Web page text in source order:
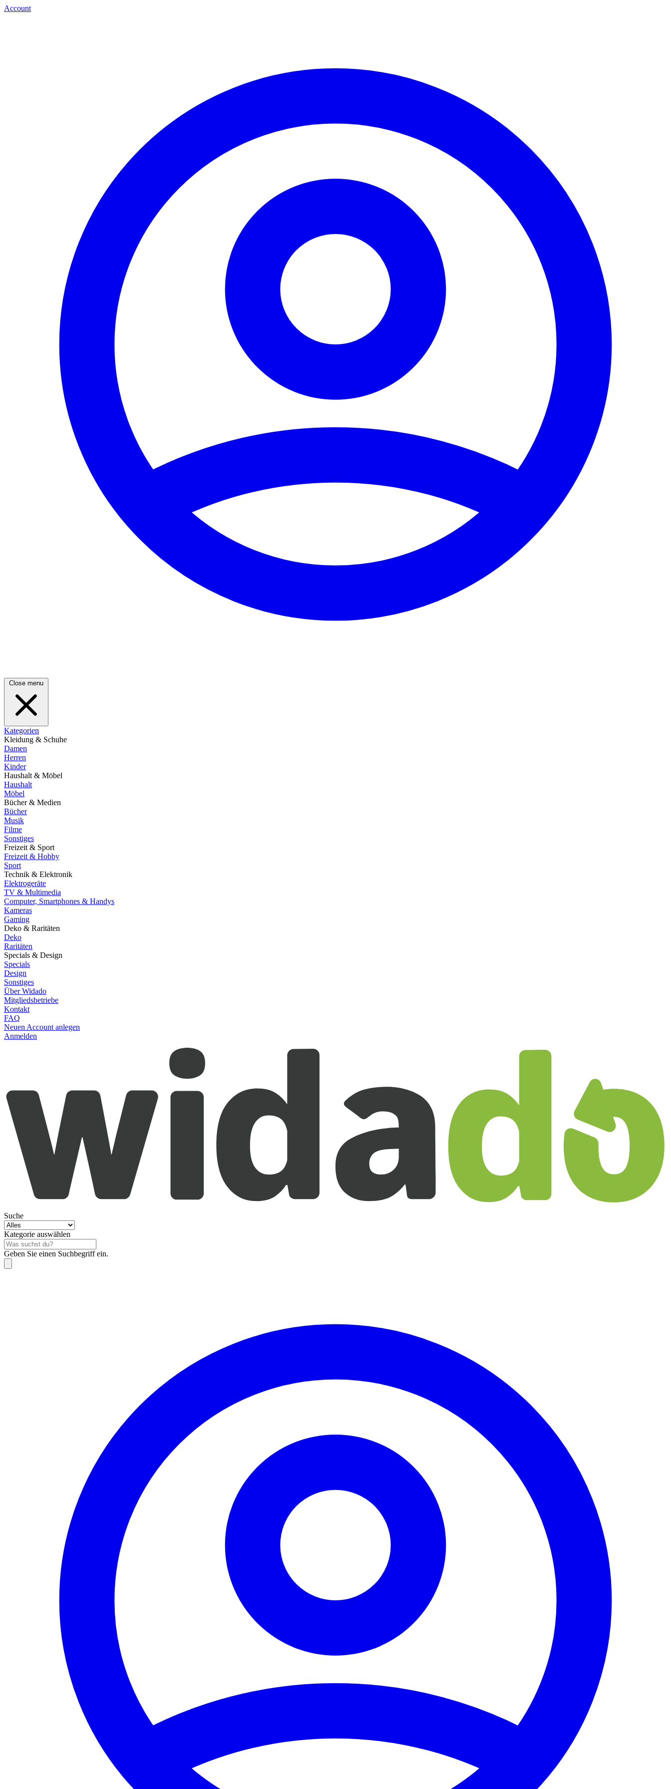
Account
Close menu
Kategorien
Kleidung & Schuhe
Damen
Herren
Kinder
Haushalt & Möbel
Haushalt
Möbel
Bücher & Medien
Bücher
Musik
Filme
Sonstiges
Freizeit & Sport
Freizeit & Hobby
Sport
Technik & Elektronik
Elektrogeräte
TV & Multimedia
Computer, Smartphones & Handys
Kameras
Gaming
Deko & Raritäten
Deko
Raritäten
Specials & Design
Specials
Design
Sonstiges
Über Widado
Mitgliedsbetriebe
Kontakt
FAQ
Neuen Account anlegen
Anmelden
Suche
Kategorie auswählen
Geben Sie einen Suchbegriff ein.